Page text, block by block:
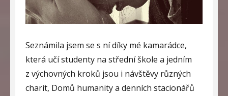
Seznámila jsem se s ní díky mé kamarádce,
která učí studenty na střední škole a jedním
z výchovných kroků jsou i návštěvy různých
charit, Domů humanity a denních stacionářů